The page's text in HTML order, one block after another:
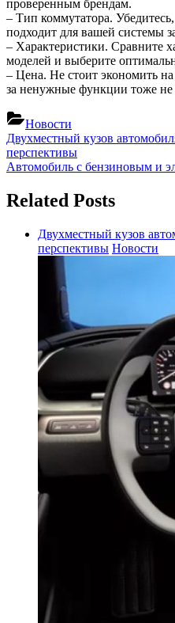
проверенным брендам.
– Тип коммутатора.
подходит для вашей системы
– Характеристики. Сравните
моделей и выберите
– Цена. Не стоит экономить на
за ненужные функции тоже
Новости
Навигация
по
Previous
Post:
Двухместный кузов
перспективы
Next
Автомобиль с бензиновым и
Related Posts
Двухместный кузов
перспективы Новости